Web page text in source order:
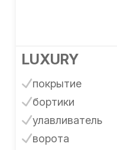
LUXURY
покрытие
бортики
улавливатель
ворота